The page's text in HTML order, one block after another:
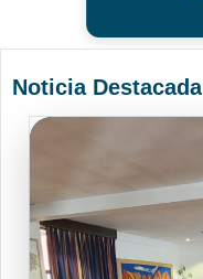
Noticia Destacada